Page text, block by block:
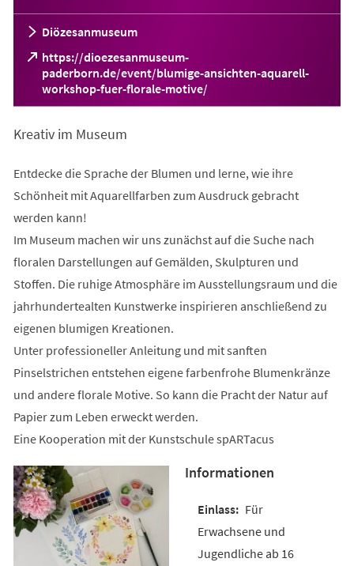
Diözesanmuseum
https://dioezesanmuseum-
paderborn.de/event/blumige-ansichten-aquarell-
workshop-fuer-florale-motive/
(Öffnet
in
neuen
Kreativ im Museum
Entdecke die Sprache der Blumen und lerne, wie ihre
Schönheit mit Aquarellfarben zum Ausdruck gebracht
werden kann!
Im Museum machen wir uns zunächst auf die Suche nach
floralen Darstellungen auf Gemälden, Skulpturen und
Stoffen. Die ruhige Atmosphäre im Ausstellungsraum und die
jahrhundertealten Kunstwerke inspirieren anschließend zu
eigenen blumigen Kreationen.
Unter professioneller Anleitung und mit sanften
Pinselstrichen entstehen eigene farbenfrohe Blumenkränze
und andere florale Motive. So kann die Pracht der Natur auf
Papier zum Leben erweckt werden.
Eine Kooperation mit der Kunstschule spARTacus
Informationen
Für
Erwachsene und
Jugendliche ab 16